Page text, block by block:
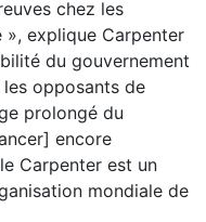
chez les
», explique Carpenter
du gouvernement
opposants de
prolongé du
encore
Carpenter est un
mondiale de